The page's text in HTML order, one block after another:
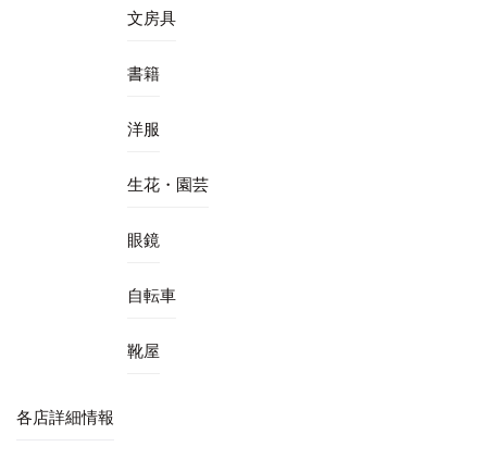
文房具
書籍
洋服
生花・園芸
眼鏡
自転車
靴屋
各店詳細情報